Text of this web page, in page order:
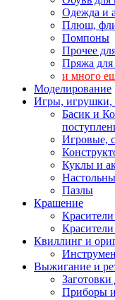
Одежда и
Плюш,
Помпоны
Прочее
Пряжа для
и много
Моделирование
Игры, игрушки,
Басик и
Игровые,
Куклы и
Пазлы
Крашение
Квиллинг и
Выжигание и
Приборы